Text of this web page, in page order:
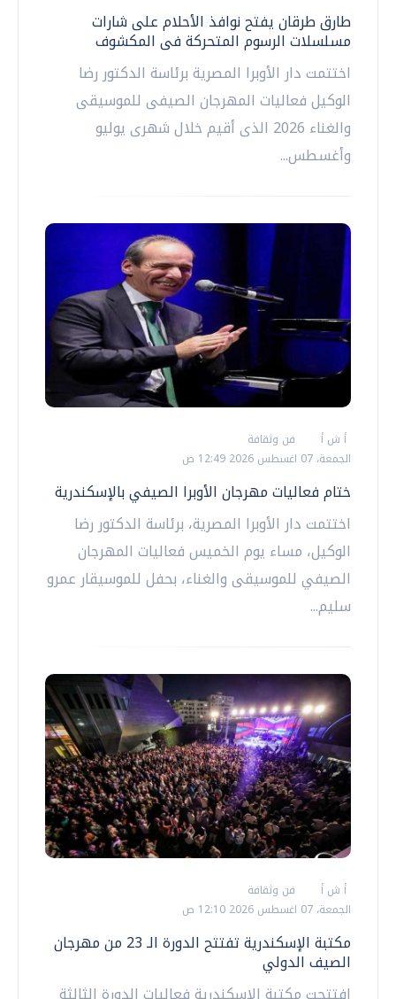
طارق طرقان يفتح نوافذ الأحلام على شارات
مسلسلات الرسوم المتحركة فى المكشوف
اختتمت دار الأوبرا المصرية برئاسة الدكتور رضا
الوكيل فعاليات المهرجان الصيفى للموسيقى
والغناء 2026 الذى أقيم خلال شهرى يوليو
وأغسطس...
أ ش أ
فن وثقافة
الجمعة، 07 اغسطس 2026 12:49 ص
ختام فعاليات مهرجان الأوبرا الصيفي بالإسكندرية
اختتمت دار الأوبرا المصرية، برئاسة الدكتور رضا
الوكيل، مساء يوم الخميس فعاليات المهرجان
الصيفي للموسيقى والغناء، بحفل للموسيقار عمرو
سليم...
أ ش أ
فن وثقافة
الجمعة، 07 اغسطس 2026 12:10 ص
مكتبة الإسكندرية تفتتح الدورة الـ 23 من مهرجان
الصيف الدولي